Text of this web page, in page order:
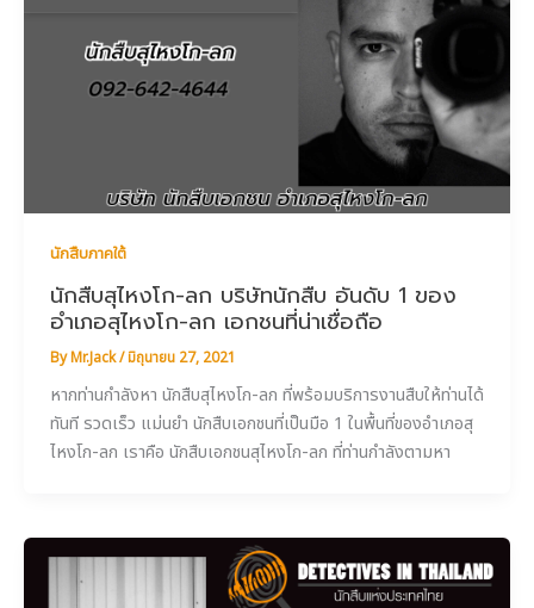
นักสืบภาคใต้
นักสืบสุไหงโก-ลก บริษัทนักสืบ อันดับ 1 ของ
อำเภอสุไหงโก-ลก เอกชนที่น่าเชื่อถือ
ByMr.Jack/มิถุนายน 27, 2021
หากท่านกำลังหา นักสืบสุไหงโก-ลก ที่พร้อมบริการงานสืบให้ท่านได้
ทันที รวดเร็ว แม่นยำ นักสืบเอกชนที่เป็นมือ 1 ในพื้นที่ของอำเภอสุ
ไหงโก-ลก เราคือ นักสืบเอกชนสุไหงโก-ลก ที่ท่านกำลังตามหา